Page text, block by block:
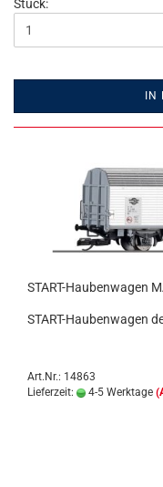
Stück:
START-Haubenwagen
START-Haubenwagen
Art.Nr.: 14863
Lieferzeit:
4-5 Werktage